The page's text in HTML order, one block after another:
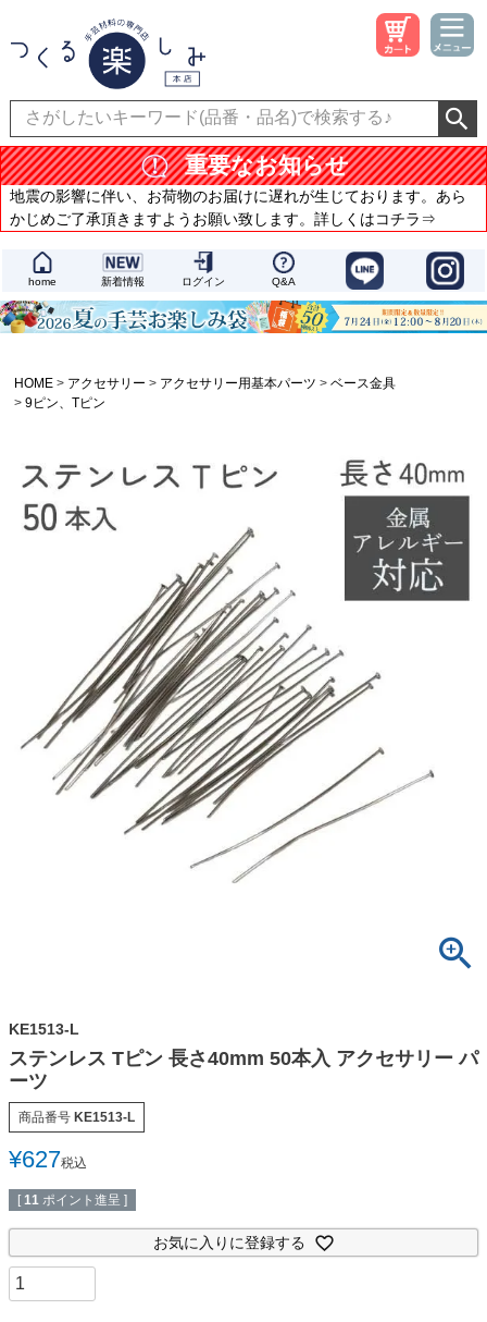
重要なお知らせ
地震の影響に伴い、お荷物のお届けに遅れが生じております。あら
かじめご了承頂きますようお願い致します。詳しくはコチラ⇒
home 新着情報 ログイン Q&A
HOME アクセサリー アクセサリー用基本パーツ
ベース金具
9ピン、Tピン
KE1513-L
ステンレス Tピン 長さ40mm 50本入 アクセサリー パ
ーツ
商品番号 KE1513-L
¥627税込
[ 11 ポイント進呈 ]
お気に入りに登録する